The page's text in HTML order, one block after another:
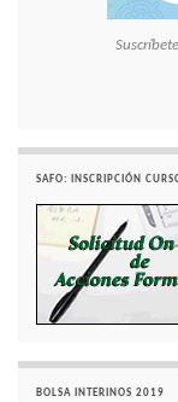
SAFO: INSCRIPCIÓN
BOLSA INTERINOS 2019